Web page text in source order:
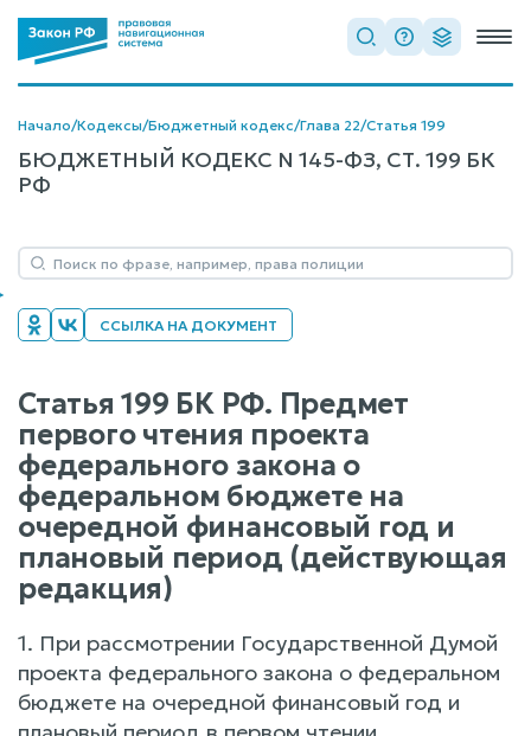
Начало/Кодексы/Бюджетный кодекс/Глава 22/Статья 199
БЮДЖЕТНЫЙ КОДЕКС N 145-ФЗ, СТ. 199 БК
РФ
ССЫЛКА НА ДОКУМЕНТ
Статья 199 БК РФ. Предмет
первого чтения проекта
федерального закона о
федеральном бюджете на
очередной финансовый год и
плановый период (действующая
редакция)
1. При рассмотрении Государственной Думой
проекта федерального закона о федеральном
бюджете на очередной финансовый год и